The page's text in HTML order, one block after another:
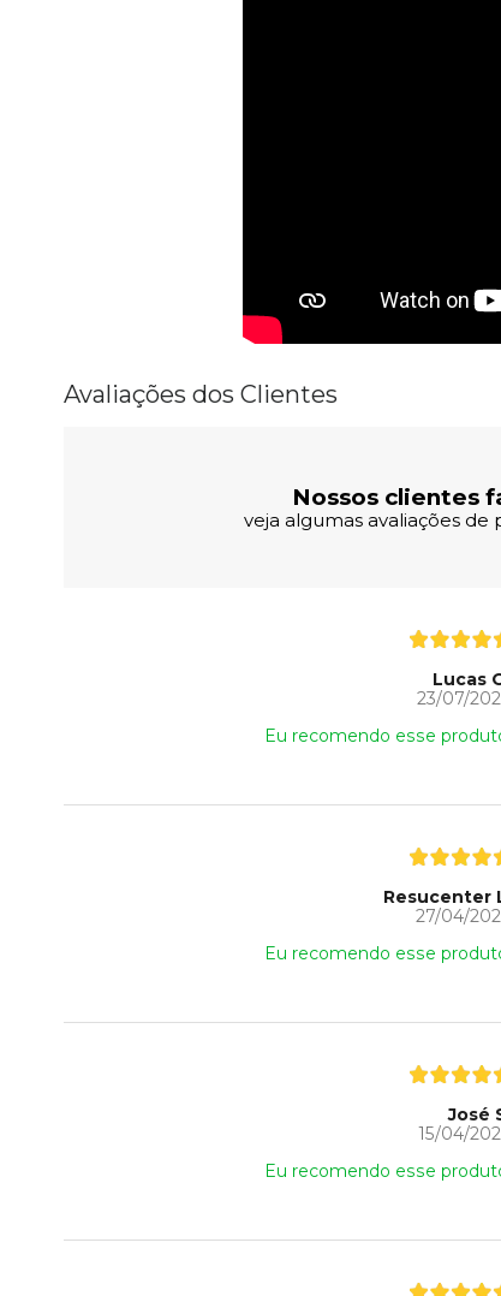
Avaliações dos Clientes
Nossos clientes
veja algumas avaliações de
Lucas
23/07/
Eu recomendo esse
Resucenter
27/04/
Eu recomendo esse
José
15/04/
Eu recomendo esse